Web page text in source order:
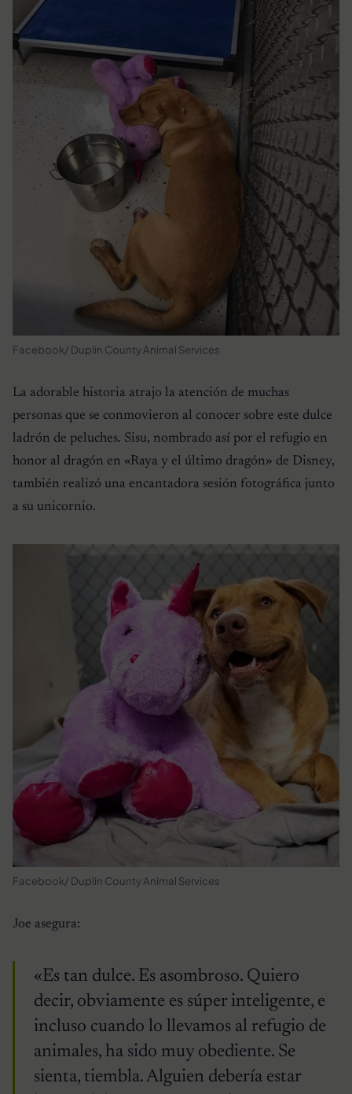
Facebook/ Duplin County Animal Services
La adorable historia atrajo la atención de muchas
personas que se conmovieron al conocer sobre este dulce
ladrón de peluches. Sisu, nombrado así por el refugio en
honor al dragón en «Raya y el último dragón» de Disney,
también realizó una encantadora sesión fotográfica junto
a su unicornio.
Facebook/ Duplin County Animal Services
Joe asegura:
«Es tan dulce. Es asombroso. Quiero
decir, obviamente es súper inteligente, e
incluso cuando lo llevamos al refugio de
animales, ha sido muy obediente. Se
sienta, tiembla. Alguien debería estar